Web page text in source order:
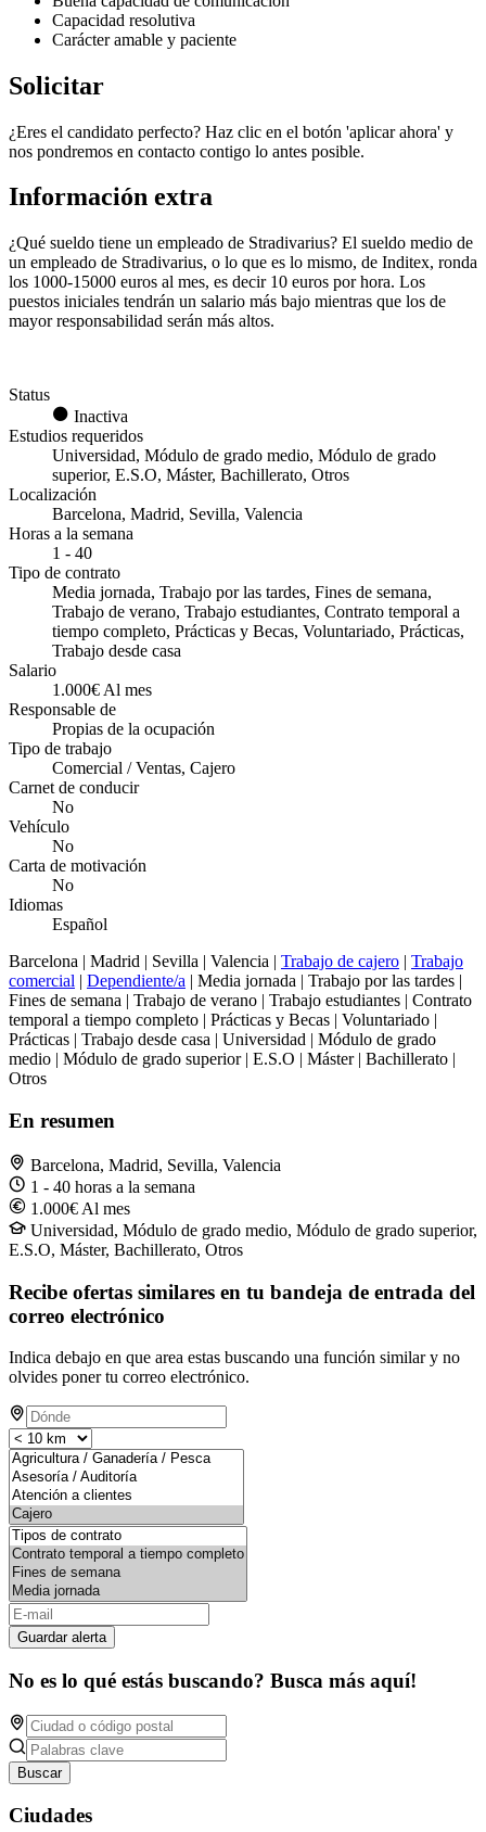
Capacidad resolutiva
Carácter amable y paciente
Solicitar
¿Eres el candidato perfecto? Haz clic en el botón 'aplicar ahora' y
nos pondremos en contacto contigo lo antes posible.
Información extra
¿Qué sueldo tiene un empleado de Stradivarius? El sueldo medio de
un empleado de Stradivarius, o lo que es lo mismo, de Inditex, ronda
los 1000-15000 euros al mes, es decir 10 euros por hora. Los
puestos iniciales tendrán un salario más bajo mientras que los de
mayor responsabilidad serán más altos.
Status
Inactiva
Estudios requeridos
Universidad, Módulo de grado medio, Módulo de grado
superior, E.S.O, Máster, Bachillerato, Otros
Localización
Barcelona, Madrid, Sevilla, Valencia
Horas a la semana
1 - 40
Tipo de contrato
Media jornada, Trabajo por las tardes, Fines de semana,
Trabajo de verano, Trabajo estudiantes, Contrato temporal a
tiempo completo, Prácticas y Becas, Voluntariado, Prácticas,
Trabajo desde casa
Salario
1.000€ Al mes
Responsable de
Propias de la ocupación
Tipo de trabajo
Comercial / Ventas, Cajero
Carnet de conducir
No
Vehículo
No
Carta de motivación
No
Idiomas
Español
Barcelona | Madrid | Sevilla | Valencia | Trabajo de cajero | Trabajo
comercial | Dependiente/a | Media jornada | Trabajo por las tardes |
Fines de semana | Trabajo de verano | Trabajo estudiantes | Contrato
temporal a tiempo completo | Prácticas y Becas | Voluntariado |
Prácticas | Trabajo desde casa | Universidad | Módulo de grado
medio | Módulo de grado superior | E.S.O | Máster | Bachillerato |
Otros
En resumen
Barcelona, Madrid, Sevilla, Valencia
1 - 40 horas a la semana
1.000€ Al mes
Universidad, Módulo de grado medio, Módulo de grado superior,
E.S.O, Máster, Bachillerato, Otros
Recibe ofertas similares en tu bandeja de entrada del
correo electrónico
Indica debajo en que area estas buscando una función similar y no
olvides poner tu correo electrónico.
Guardar alerta
No es lo qué estás buscando? Busca más aquí!
Buscar
Ciudades